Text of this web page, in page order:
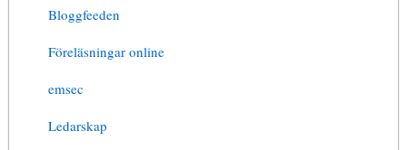
Bloggfeeden
Föreläsningar online
emsec
Ledarskap